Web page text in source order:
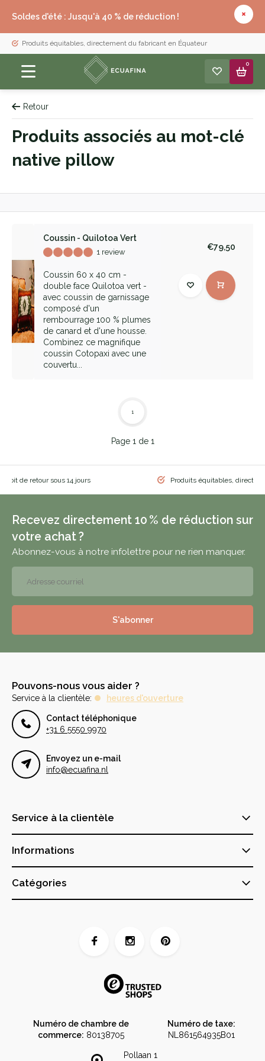
Soldes d'été : Jusqu'à 40 % de réduction !
Produits équitables, directement du fabricant en Équateur
0
Retour
Produits associés au mot-clé
native pillow
Coussin - Quilotoa Vert
1 review
Coussin 60 x 40 cm -
double face Quilotoa vert -
avec coussin de garnissage
composé d'un
rembourrage 100 % plumes
de canard et d'une housse.
Combinez ce magnifique
coussin Cotopaxi avec une
couvertu...
€79,50
Page 1 de 1
1
de retour sous 14 jours Produits équitables,
Recevez directement 10 % de réduction sur
votre achat ?
Abonnez-vous à notre infolettre pour ne rien manquer.
S'abonner
Pouvons-nous vous aider ?
Service à la clientèle: heures d'ouverture
Contact téléphonique
+31 6 5550 9970
Envoyez un e-mail
info@ecuafina.nl
Service à la clientèle
Informations
Catégories
Pollaan 1
Numéro de chambre de
commerce: 80138705
Numéro de taxe:
NL861564935B01